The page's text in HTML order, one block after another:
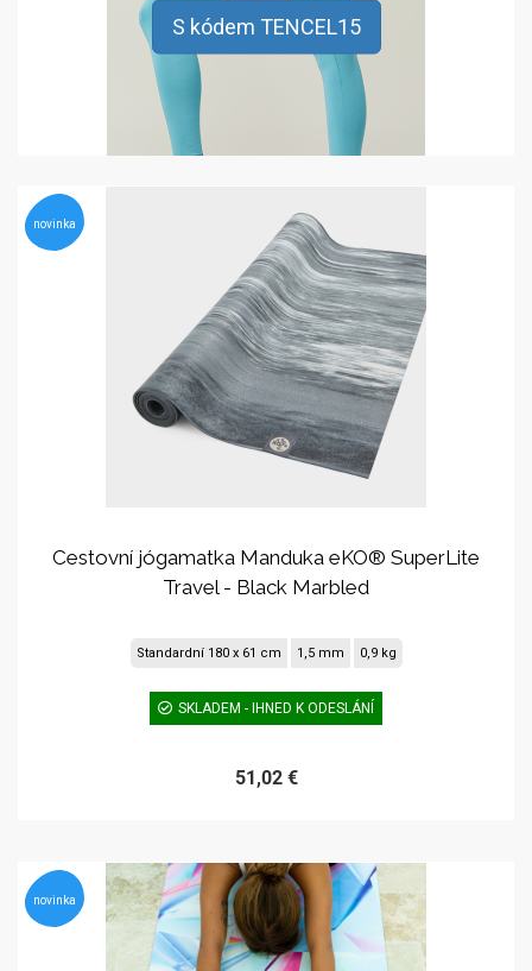
S kódem TENCEL15
novinka
Cestovní jógamatka Manduka eKO® SuperLite
Travel - Black Marbled
Standardní 180 x 61 cm 1,5 mm 0,9 kg
SKLADEM - IHNED K ODESLÁNÍ
51,02 €
novinka